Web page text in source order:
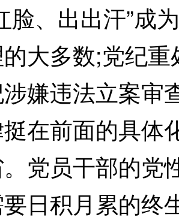
脸、出出汗”成
大多数;党纪
嫌违法立案审
在前面的具体
党员干部的党
日积月累的终